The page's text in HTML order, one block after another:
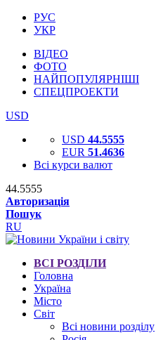
РУС
УКР
ВІДЕО
ФОТО
НАЙПОПУЛЯРНІШІ
СПЕЦПРОЕКТИ
USD
USD 44.5555
EUR 51.4636
Всі курси валют
44.5555
Авторизація
Пошук
RU
ВСІ РОЗДІЛИ
Головна
Україна
Місто
Світ
Всі новини розділу